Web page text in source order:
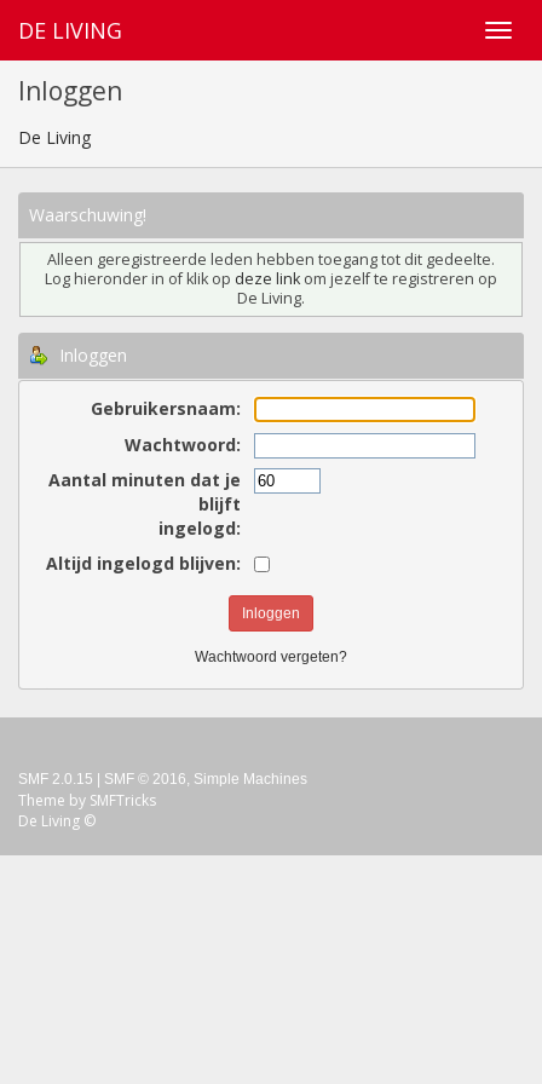
DE LIVING
Inloggen
De Living
Waarschuwing!
Alleen geregistreerde leden hebben toegang tot dit gedeelte.
Log hieronder in of klik op deze link om jezelf te registreren op
De Living.
Inloggen
Gebruikersnaam:
Wachtwoord:
Aantal minuten dat je
blijft
ingelogd:
Altijd ingelogd blijven:
Wachtwoord vergeten?
SMF 2.0.15 SMF © 2016, Simple Machines
Theme by SMFTricks
De Living ©